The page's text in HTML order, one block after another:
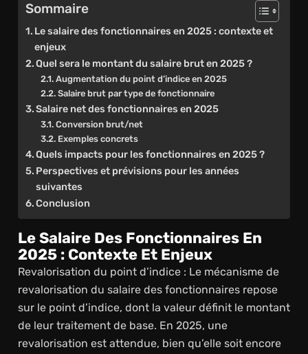
Sommaire
Le salaire des fonctionnaires en 2025 : contexte et
enjeux
Quel sera le montant du salaire brut en 2025 ?
Augmentation du point d’indice en 2025
Salaire brut par type de fonctionnaire
Salaire net des fonctionnaires en 2025
Conversion brut/net
Exemples concrets
Quels impacts pour les fonctionnaires en 2025 ?
Perspectives et prévisions pour les années
suivantes
Conclusion
Le Salaire Des Fonctionnaires En
2025 : Contexte Et Enjeux
Revalorisation du point d’indice : Le mécanisme de
revalorisation du salaire des fonctionnaires repose
sur le point d’indice, dont la valeur définit le montant
de leur traitement de base. En 2025, une
revalorisation est attendue, bien qu’elle soit encore